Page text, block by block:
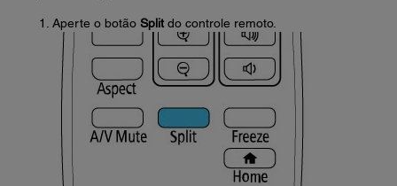
Aperte o botão Split do controle remoto.